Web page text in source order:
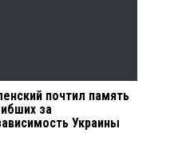
почтил память
за
Украины